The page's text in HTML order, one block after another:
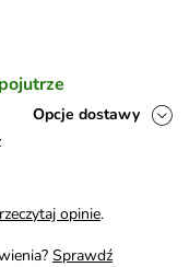
pojutrze
Opcje dostawy
opinie.
Sprawdź